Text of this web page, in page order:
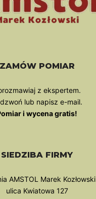
ZAMÓW POMIAR
z ekspertem.
lub napisz e-mail.
i wycena gratis!
SIEDZIBA FIRMY
AMSTOL Marek Kozłowski
ulica Kwiatowa 127